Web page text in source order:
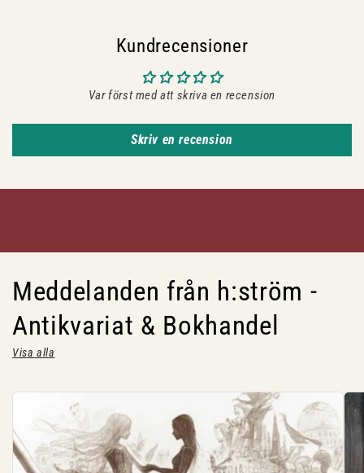
Kundrecensioner
Var först med att skriva en recension
Skriv en recension
Meddelanden från h:ström -
Antikvariat & Bokhandel
Visa alla